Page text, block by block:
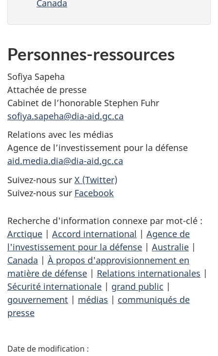
Canada
Personnes-ressources
Sofiya Sapeha
Attachée de presse
Cabinet de l’honorable Stephen Fuhr
sofiya.sapeha@dia-aid.gc.ca
Relations avec les médias
Agence de l’investissement pour la défense
aid.media.dia@dia-aid.gc.ca
Suivez-nous sur X (Twitter)
Suivez-nous sur Facebook
Recherche d'information connexe par mot-clé :
Arctique | Accord international | Agence de
l'investissement pour la défense | Australie |
Canada | À propos d'approvisionnement en
matière de défense | Relations internationales |
Sécurité internationale | grand public |
gouvernement | médias | communiqués de
presse
D